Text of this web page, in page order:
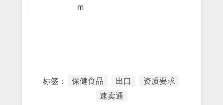
m
标签： 保健食品 出口
资质要求
速卖通